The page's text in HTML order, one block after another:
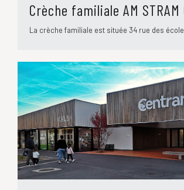
Crèche familiale AM STRAM
La crèche familiale est située 34 rue des